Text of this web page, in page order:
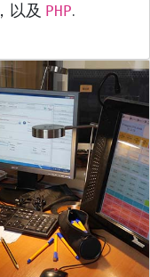
，以及 PHP.